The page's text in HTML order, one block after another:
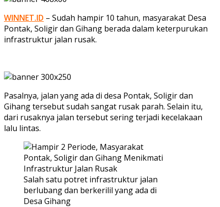
WINNET.ID – Sudah hampir 10 tahun, masyarakat Desa
Pontak, Soligir dan Gihang berada dalam keterpurukan
infrastruktur jalan rusak.
Pasalnya, jalan yang ada di desa Pontak, Soligir dan
Gihang tersebut sudah sangat rusak parah. Selain itu,
dari rusaknya jalan tersebut sering terjadi kecelakaan
lalu lintas.
Salah satu potret infrastruktur jalan
berlubang dan berkerilil yang ada di
Desa Gihang